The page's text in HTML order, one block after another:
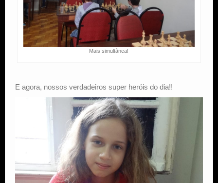
Mais simultânea!
E agora, nossos verdadeiros super heróis do dia!!